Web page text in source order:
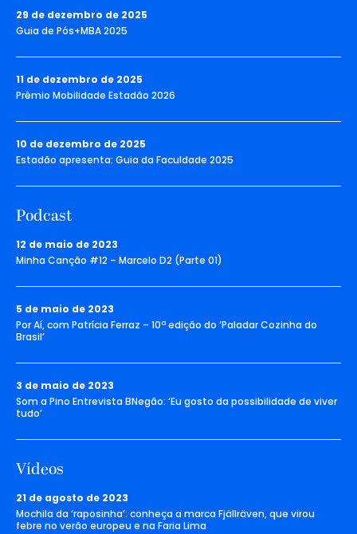
29 de dezembro de 2025
Guia de Pós+MBA 2025
11 de dezembro de 2025
Prêmio Mobilidade Estadão 2026
10 de dezembro de 2025
Estadão apresenta: Guia da Faculdade 2025
Podcast
12 de maio de 2023
Minha Canção #12 – Marcelo D2 (Parte 01)
5 de maio de 2023
Por Aí, com Patrícia Ferraz – 10ª edição do ‘Paladar Cozinha do
Brasil’
3 de maio de 2023
Som a Pino Entrevista BNegão: ‘Eu gosto da possibilidade de viver
tudo’
Vídeos
21 de agosto de 2023
Mochila da ‘raposinha’: conheça a marca Fjällräven, que virou
febre no verão europeu e na Faria Lima